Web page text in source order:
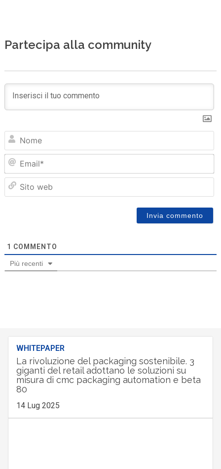
Partecipa alla community
1 COMMENTO
Più recenti
WHITEPAPER
La rivoluzione del packaging sostenibile. 3
giganti del retail adottano le soluzioni su
misura di cmc packaging automation e beta
80
14 Lug 2025